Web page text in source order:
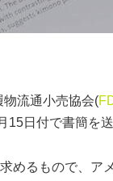
流通小売協会(
日付で書簡を送
めるもので、ア